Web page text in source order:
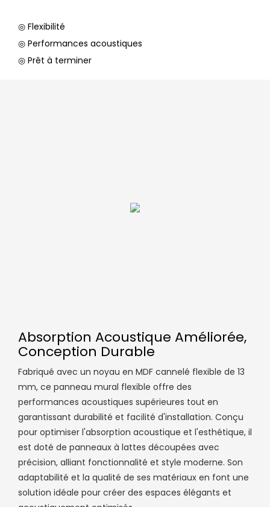
◎ Flexibilité
◎ Performances acoustiques
◎ Prêt à terminer
Absorption Acoustique Améliorée,
Conception Durable
Fabriqué avec un noyau en MDF cannelé flexible de 13
mm, ce panneau mural flexible offre des
performances acoustiques supérieures tout en
garantissant durabilité et facilité d'installation. Conçu
pour optimiser l'absorption acoustique et l'esthétique, il
est doté de panneaux à lattes découpées avec
précision, alliant fonctionnalité et style moderne. Son
adaptabilité et la qualité de ses matériaux en font une
solution idéale pour créer des espaces élégants et